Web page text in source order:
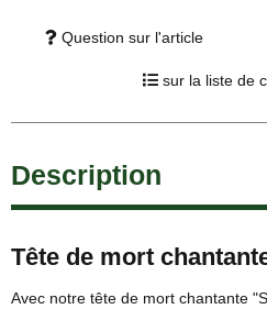
Question sur l'article
sur la liste de
Description
Tête de mort
Avec notre tête de mort chantante